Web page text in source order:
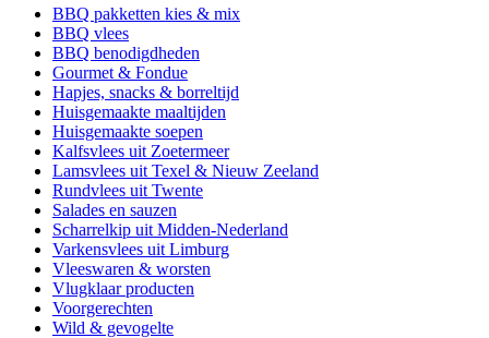
Deze
kan
gekozen
worden
op
de
productpagina
BBQ pakketten kies & mix
BBQ vlees
BBQ benodigdheden
Gourmet & Fondue
Hapjes, snacks & borreltijd
Huisgemaakte maaltijden
Huisgemaakte soepen
Kalfsvlees uit Zoetermeer
Lamsvlees uit Texel & Nieuw Zeeland
Rundvlees uit Twente
Salades en sauzen
Scharrelkip uit Midden-Nederland
Varkensvlees uit Limburg
Vleeswaren & worsten
Vlugklaar producten
Voorgerechten
Wild & gevogelte